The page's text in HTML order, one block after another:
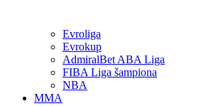
Evroliga
Evrokup
AdmiralBet ABA Liga
FIBA Liga šampiona
NBA
MMA